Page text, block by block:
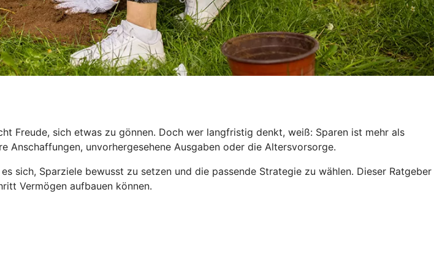
Freude, sich etwas zu gönnen. Doch wer langfristig denkt, weiß: Sparen ist mehr als
unvorhergesehene Ausgaben oder die Altersvorsorge.
sich, Sparziele bewusst zu setzen und die passende Strategie zu wählen. Dieser Ratgeber
Vermögen aufbauen können.